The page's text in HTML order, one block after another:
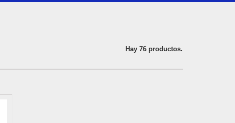
Hay 76 productos.